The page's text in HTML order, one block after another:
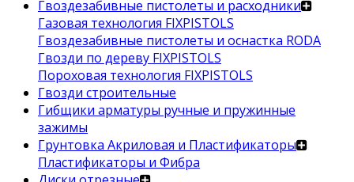
Гвоздезабивные пистолеты и расходники
Газовая технология FIXPISTOLS
Гвоздезабивные пистолеты и оснастка RODA
Гвозди по дереву FIXPISTOLS
Пороховая технология FIXPISTOLS
Гвозди строительные
Гибщики арматуры ручные и пружинные
зажимы
Грунтовка Акриловая и Пластификаторы
Пластификаторы и Фибра